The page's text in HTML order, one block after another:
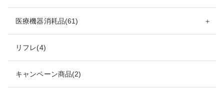
医療機器消耗品(61) ＋
リフレ(4)
キャンペーン商品(2)